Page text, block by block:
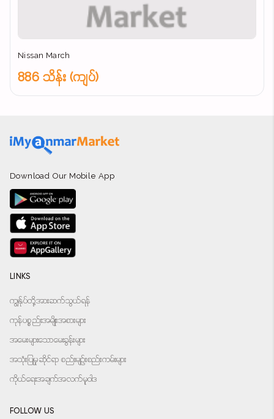
Nissan March
886 သိန်း (ကျပ်)
Download Our Mobile App
LINKS
ကျွန်ုပ်တို့အားဆက်သွယ်ရန်
ကုန်ပစ္စည်းအမျိုးအစားများ
အမေးများသောမေးခွန်းများ
အသုံးပြုမှုဆိုင်ရာ စည်းမျဉ်းစည်းကမ်းများ
ကိုယ်ရေးအချက်အလက်မူဝါဒ
FOLLOW US